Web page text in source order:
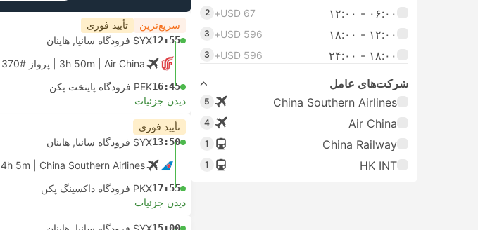
۰۶:۰۰ - ۱۲:۰۰ USD 67+
2
۱۲:۰۰ - ۱۸:۰۰ USD 596+
3
۱۸:۰۰ - ۲۴:۰۰ USD 596+
3
شرکت‌های عامل
China Southern Airlines
5
Air China
4
China Railway
1
HK INT
1
سریع‌ترین تأیید فوری
12:55SYX فرودگاه سانیا, هاینان
3h 50m | Air China پرواز #CA1370
16:45PEK فرودگاه پایتخت پکن
دیدن جزئیات
تأیید فوری
13:50SYX فرودگاه سانیا, هاینان
4h 5m | China Southern Airlines
17:55PKX فرودگاه داکسینگ پکن
دیدن جزئیات